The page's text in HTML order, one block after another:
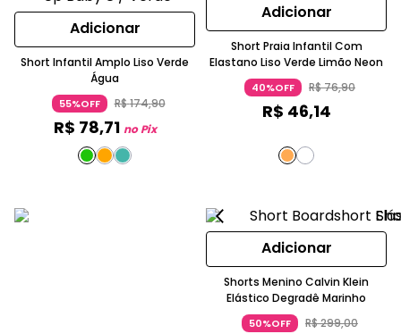
Adicionar
Short Infantil Amplo Liso Verde
Água
55%OFF R$174,90
R$ 78,71 no Pix
Adicionar
Short Praia Infantil Com
Elastano Liso Verde Limão Neon
40%OFF R$76,90
R$ 46,14
Adicionar
Shorts Menino Calvin Klein
Elástico Degradê Marinho
50%OFF R$299,00